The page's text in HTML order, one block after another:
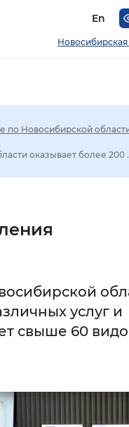
En
Новосибирская
по Новосибирской
оказывает более 200
услуг и
свыше 60